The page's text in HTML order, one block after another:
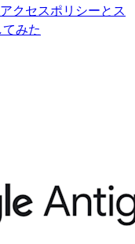
クセスポリシーとス
みた